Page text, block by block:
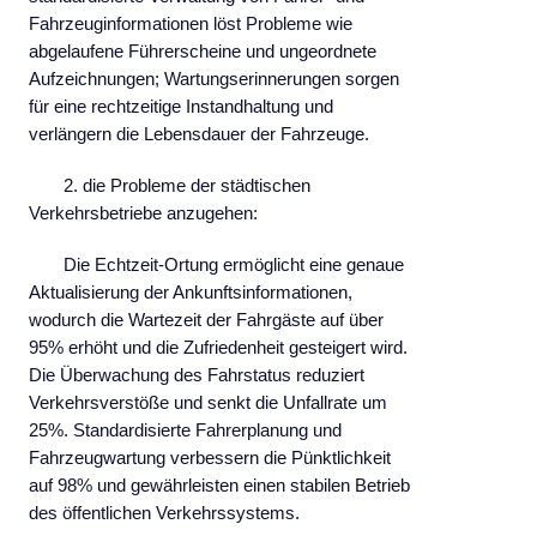
Fahrzeuginformationen löst Probleme wie
abgelaufene Führerscheine und ungeordnete
Aufzeichnungen; Wartungserinnerungen sorgen
für eine rechtzeitige Instandhaltung und
verlängern die Lebensdauer der Fahrzeuge.
2. die Probleme der städtischen
Verkehrsbetriebe anzugehen:
Die Echtzeit-Ortung ermöglicht eine genaue
Aktualisierung der Ankunftsinformationen,
wodurch die Wartezeit der Fahrgäste auf über
95% erhöht und die Zufriedenheit gesteigert wird.
Die Überwachung des Fahrstatus reduziert
Verkehrsverstöße und senkt die Unfallrate um
25%. Standardisierte Fahrerplanung und
Fahrzeugwartung verbessern die Pünktlichkeit
auf 98% und gewährleisten einen stabilen Betrieb
des öffentlichen Verkehrssystems.